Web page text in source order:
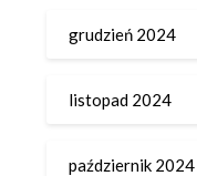
grudzień 2024
listopad 2024
październik 2024